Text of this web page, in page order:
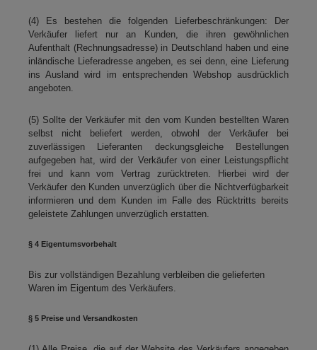
(4) Es bestehen die folgenden Lieferbeschränkungen: Der
Verkäufer liefert nur an Kunden, die ihren gewöhnlichen
Aufenthalt (Rechnungsadresse) in Deutschland haben und eine
inländische Lieferadresse angeben, es sei denn, eine Lieferung
ins Ausland wird im entsprechenden Webshop ausdrücklich
angeboten.
(5) Sollte der Verkäufer mit den vom Kunden bestellten Waren
selbst nicht beliefert werden, obwohl der Verkäufer bei
zuverlässigen Lieferanten deckungsgleiche Bestellungen
aufgegeben hat, wird der Verkäufer von einer Leistungspflicht
frei und kann vom Vertrag zurücktreten. Hierbei wird der
Verkäufer den Kunden unverzüglich über die Nichtverfügbarkeit
informieren und dem Kunden im Falle des Rücktritts bereits
geleistete Zahlungen unverzüglich erstatten.
§ 4 Eigentumsvorbehalt
Bis zur vollständigen Bezahlung verbleiben die gelieferten
Waren im Eigentum des Verkäufers.
§ 5 Preise und Versandkosten